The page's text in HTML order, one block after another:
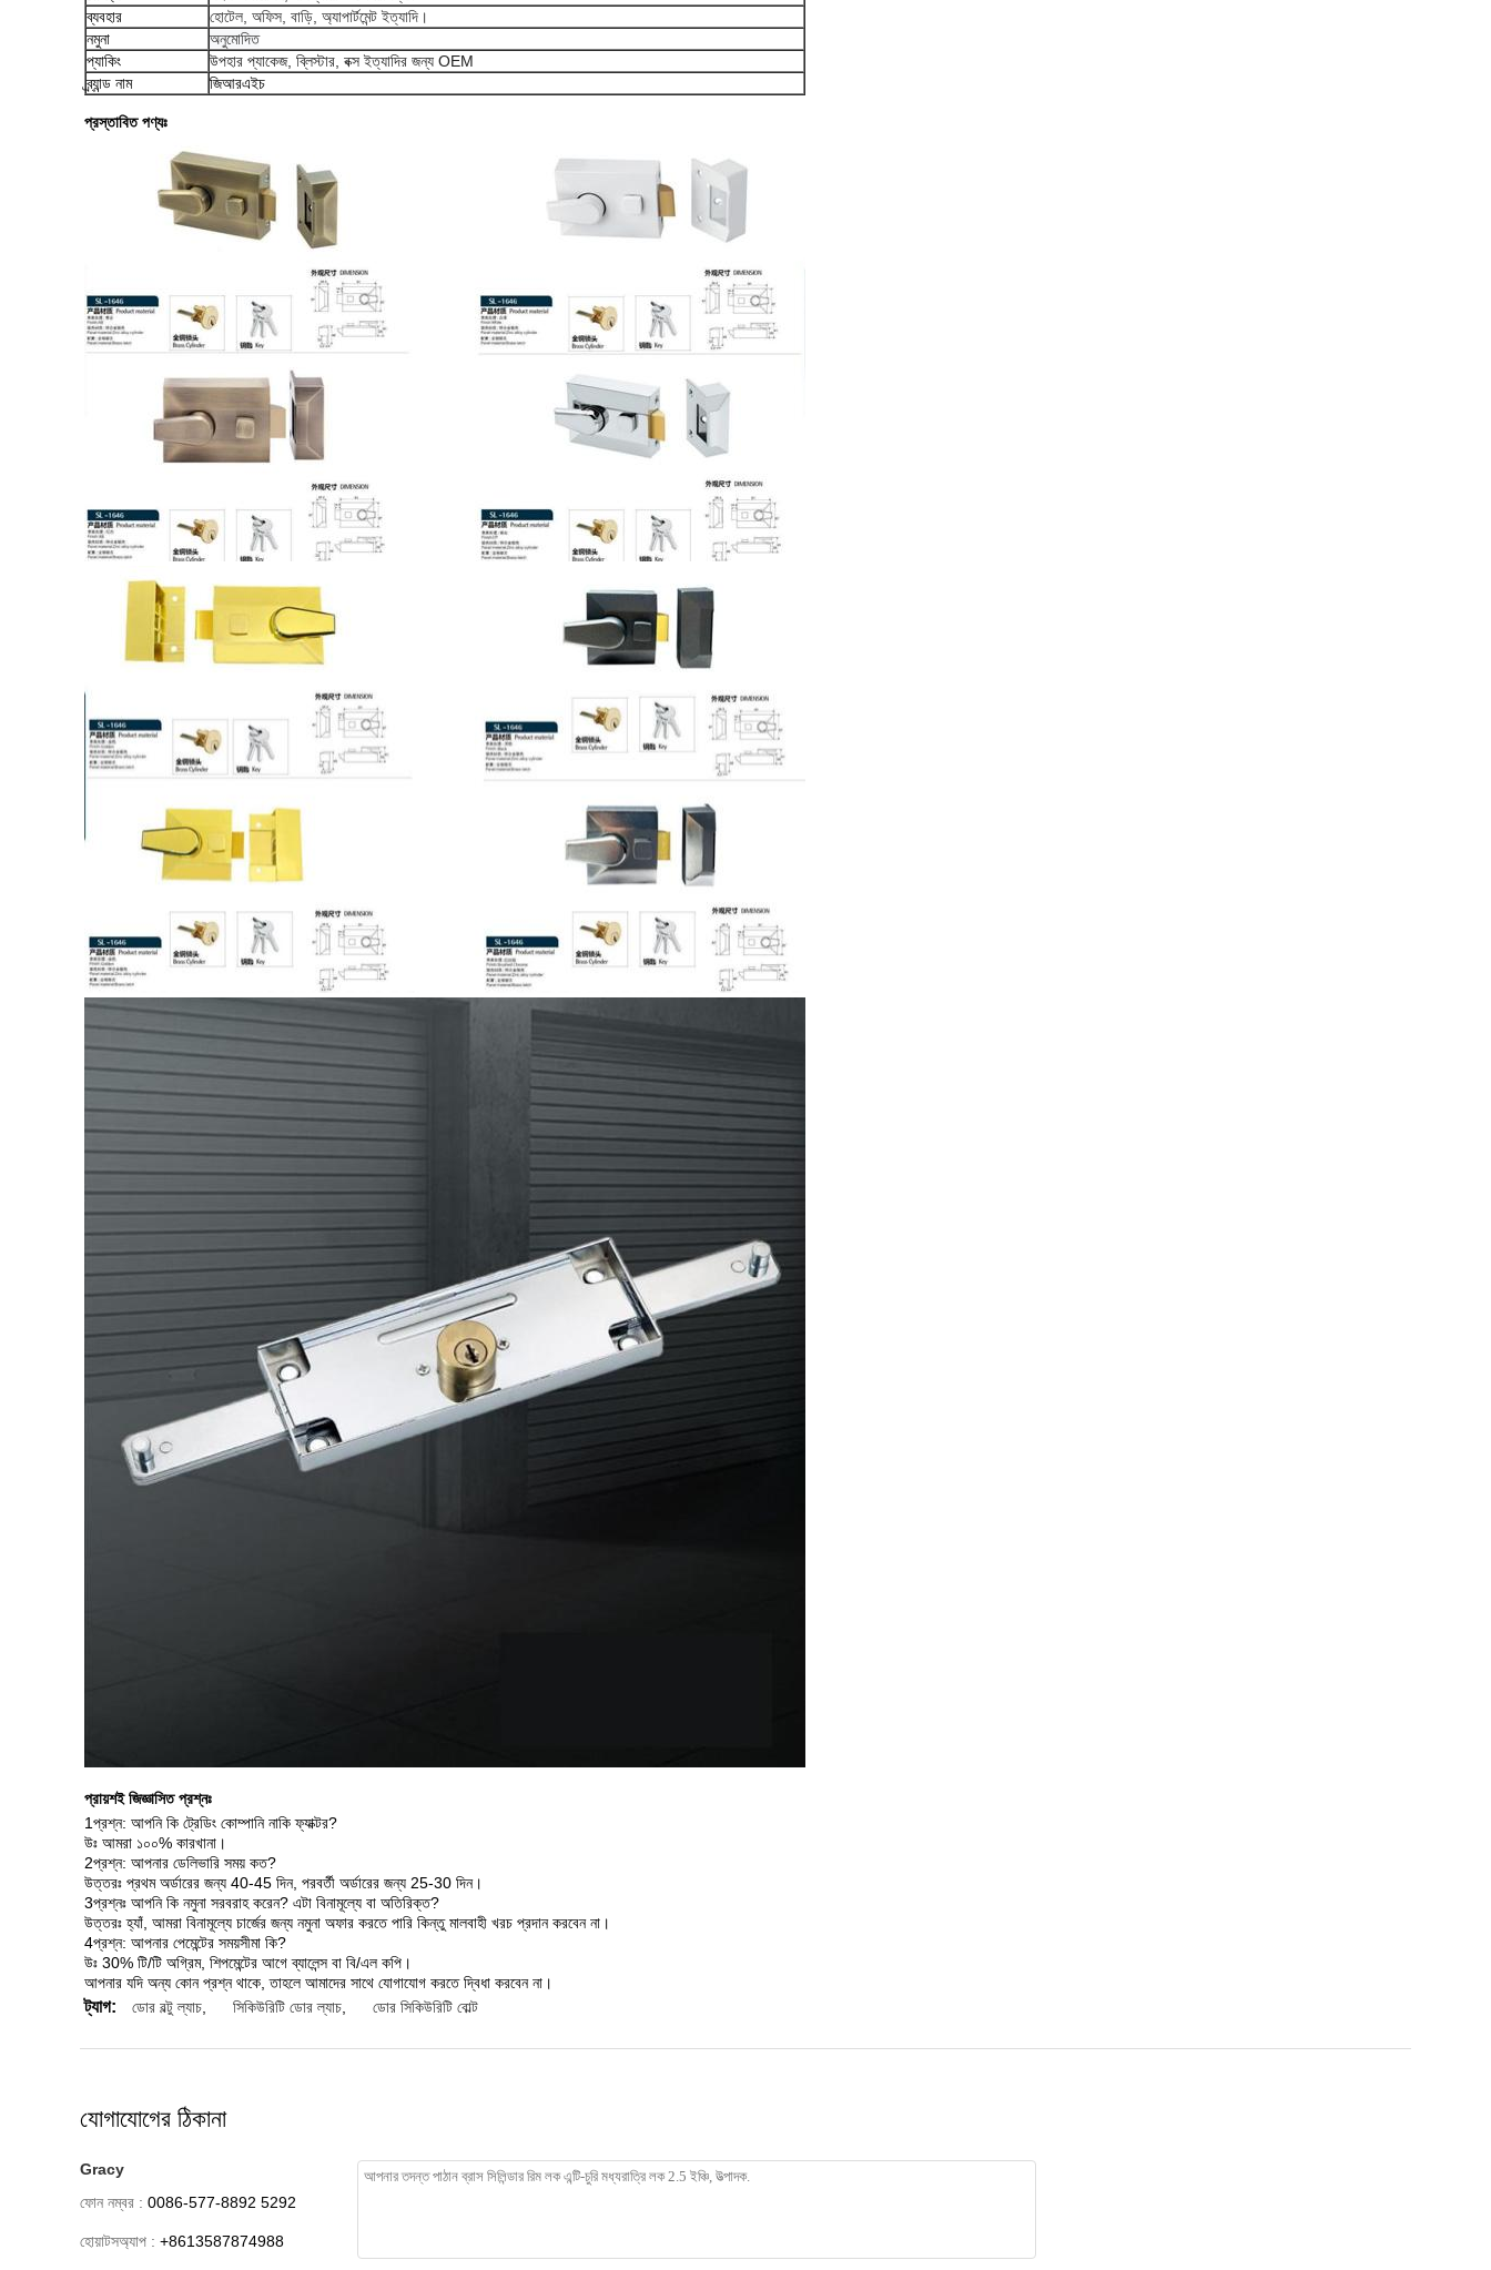
ব্যবহার
হোটেল, অফিস, বাড়ি, অ্যাপার্টমেন্ট ইত্যাদি।
নমুনা
অনুমোদিত
প্যাকিং
উপহার প্যাকেজ, ব্লিস্টার, বক্স ইত্যাদির জন্য OEM
ব্র্যান্ড নাম
জিআরএইচ
প্রস্তাবিত পণ্যঃ
প্রায়শই জিজ্ঞাসিত প্রশ্নঃ
1প্রশ্ন: আপনি কি ট্রেডিং কোম্পানি নাকি ফ্যাক্টর?
উঃ আমরা ১০০% কারখানা।
2প্রশ্ন: আপনার ডেলিভারি সময় কত?
উত্তরঃ প্রথম অর্ডারের জন্য 40-45 দিন, পরবর্তী অর্ডারের জন্য 25-30 দিন।
3প্রশ্নঃ আপনি কি নমুনা সরবরাহ করেন? এটা বিনামূল্যে বা অতিরিক্ত?
উত্তরঃ হ্যাঁ, আমরা বিনামূল্যে চার্জের জন্য নমুনা অফার করতে পারি কিন্তু মালবাহী খরচ প্রদান করবেন না।
4প্রশ্ন: আপনার পেমেন্টের সময়সীমা কি?
উঃ 30% টি/টি অগ্রিম, শিপমেন্টের আগে ব্যালেন্স বা বি/এল কপি।
আপনার যদি অন্য কোন প্রশ্ন থাকে, তাহলে আমাদের সাথে যোগাযোগ করতে দ্বিধা করবেন না।
ট্যাগ: ডোর বল্টু ল্যাচ সিকিউরিটি ডোর ল্যাচ ডোর সিকিউরিটি বোল্ট
যোগাযোগের ঠিকানা
Gracy
ফোন নম্বর : 0086-577-8892 5292
হোয়াটসঅ্যাপ : +8613587874988